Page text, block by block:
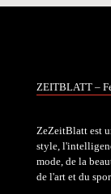
ZEITBLATT –
ZeZeitBlatt est
style,
mode, de la
de l'art et du